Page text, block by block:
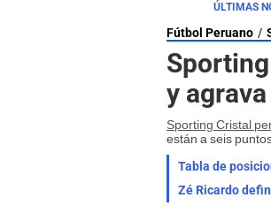
ÚLTIMAS
Fútbol Peruano
y
Sporting Cristal
están a seis
Tabla de
Zé Ricardo